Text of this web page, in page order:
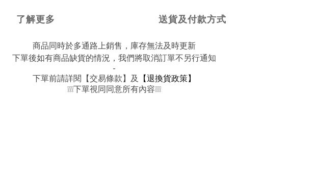
了解更多 送貨及付款方式
商品同時於多通路上銷售，庫存無法及時更新
下單後如有商品缺貨的情況，我們將取消訂單不另行通知
-
下單前請詳閱【交易條款】及
【退換貨政策】
❕❕❕下單視同同意所有內容❕❕❕